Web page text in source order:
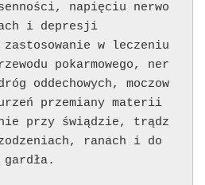
napięciu nerwo
i depresji
w leczeniu
pokarmowego, ner
oddechowych, moczow
przemiany materii
przy świądzie, trądz
ranach i do
gardła.